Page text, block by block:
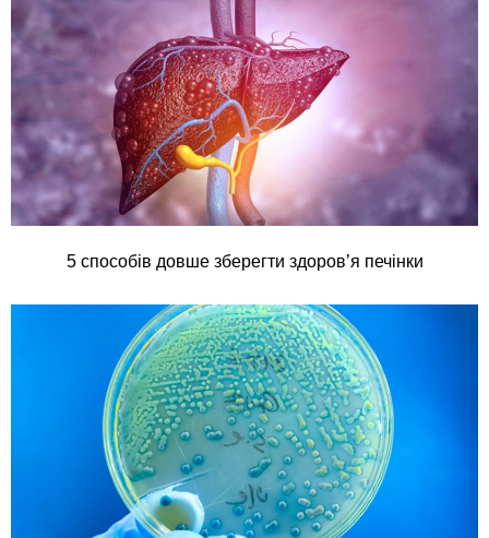
5 способів довше зберегти здоров’я печінки